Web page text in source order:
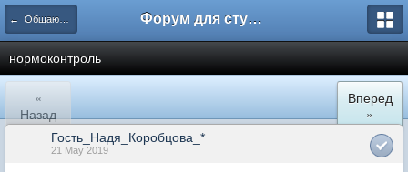
← Общаются менеджеры Форум для студента СГА
нормоконтроль
«
Назад
Вперед
»
Гость_Надя_Коробцова_*
21 May 2019